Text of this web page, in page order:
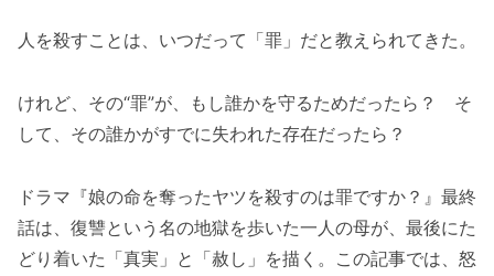
人を殺すことは、いつだって「罪」だと教えられてきた。
けれど、その“罪”が、もし誰かを守るためだったら？ そ
して、その誰かがすでに失われた存在だったら？
ドラマ『娘の命を奪ったヤツを殺すのは罪ですか？』最終
話は、復讐という名の地獄を歩いた一人の母が、最後にた
どり着いた「真実」と「赦し」を描く。この記事では、怒